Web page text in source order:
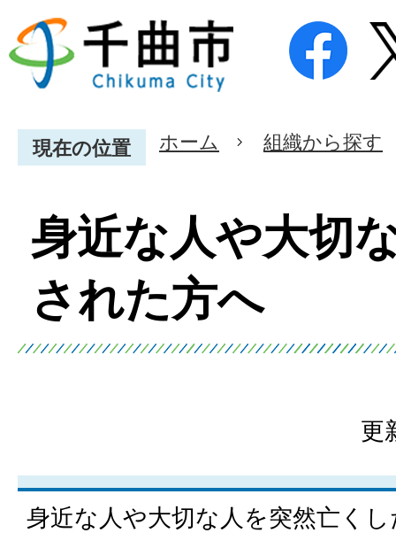
現在の位置 ホーム 組織から探す
身近な人や大切
された方へ
更
身近な人や大切な人を突然亡く